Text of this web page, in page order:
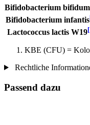
Bifidobacterium bifidum
Bifidobacterium infantis
Lactococcus lactis W19
KBE (CFU) =
Rechtliche
Passend dazu